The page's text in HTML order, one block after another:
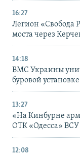
16:27
Легион «Свобода
моста через
14:18
ВМС Украины
буровой
13:27
«На Кинбурне
ОТК «Одесса»
12:08